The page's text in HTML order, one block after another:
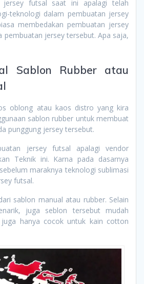
jersey futsal saat ini apalagi telah
teknologi dalam pembuatan jersey
membedakan pembuatan jersey
pembuatan jersey tersebut. Apa saja,
Sablon Rubber atau
oblong atau kaos distro yang kira
sablon rubber untuk membuat
punggung jersey tersebut.
jersey futsal apalagi vendor
Teknik ini. Karna pada dasarnya
maraknya teknologi sublimasi
futsal.
sablon manual atau rubber. Selain
juga seblon tersebut mudah
hanya cocok untuk kain cotton